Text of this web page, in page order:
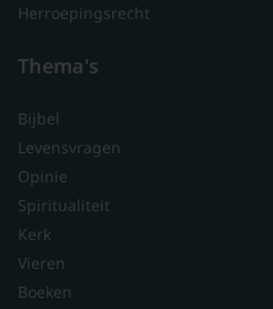
Herroepingsrecht
Thema's
Bijbel
Levensvragen
Opinie
Spiritualiteit
Kerk
Vieren
Boeken